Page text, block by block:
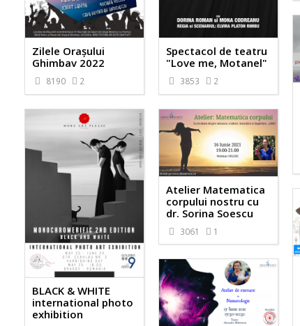
Zilele Orașului
Ghimbav 2022
8190 2
Spectacol de teatru
"Love me, Motanel"
3853 2
BLACK & WHITE
international photo
exhibition
Atelier Matematica
corpului nostru cu
dr. Sorina Soescu
3061 1